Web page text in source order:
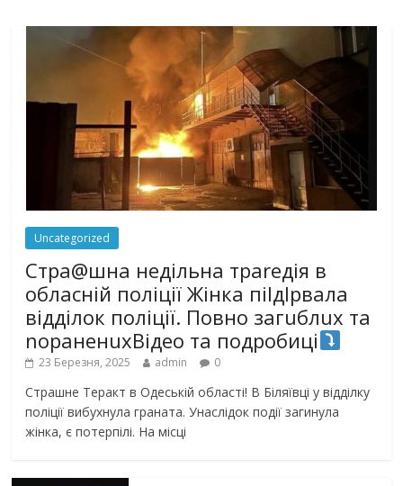
Uncategorized
Стра@шна недільна траrедія в
обласній поліції Жінка піlдlрвала
відділок поліції. Повно загuблuх та
nораненuхВідео та подробиці
23 Березня, 2025 admin 0
Страшне Теракт в Одеській області! В Біляївці у відділку
поліції вибухнула граната. Унаслідок події загинула
жінка, є потерпілі. На місці